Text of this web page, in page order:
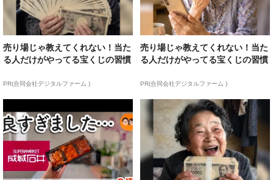
売り場じゃ教えてくれない！当た
る人だけがやってる宝くじの習慣
PR(合同会社デジタルファーム )
売り場じゃ教えてくれない！当た
る人だけがやってる宝くじの習慣
PR(合同会社デジタルファーム )